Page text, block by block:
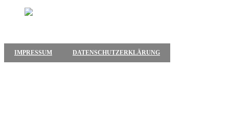
IMPRESSUM DATENSCHUTZERKLÄRUNG